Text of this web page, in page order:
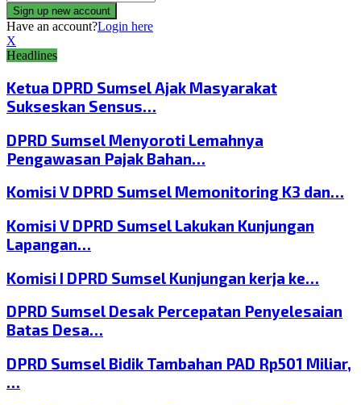
Have an account?Login here
X
Headlines
Ketua DPRD Sumsel Ajak Masyarakat
Sukseskan Sensus…
DPRD Sumsel Menyoroti Lemahnya
Pengawasan Pajak Bahan…
Komisi V DPRD Sumsel Memonitoring K3 dan…
Komisi V DPRD Sumsel Lakukan Kunjungan
Lapangan…
Komisi I DPRD Sumsel Kunjungan kerja ke…
DPRD Sumsel Desak Percepatan Penyelesaian
Batas Desa…
DPRD Sumsel Bidik Tambahan PAD Rp501 Miliar,
…